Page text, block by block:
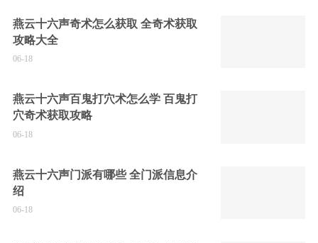
燕云十六声奇术怎么获取 全奇术获取
攻略大全
06-18
燕云十六声百鬼打穴术怎么学 百鬼打
穴奇术获取攻略
06-18
燕云十六声门派有哪些 全门派信息介
绍
06-18